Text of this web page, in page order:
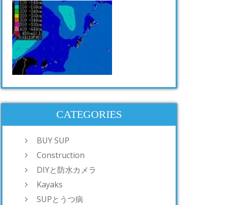
CATEGORIES
BUY SUP
Construction
DIYと防水カメラ
Kayaks
SUPとうつ病